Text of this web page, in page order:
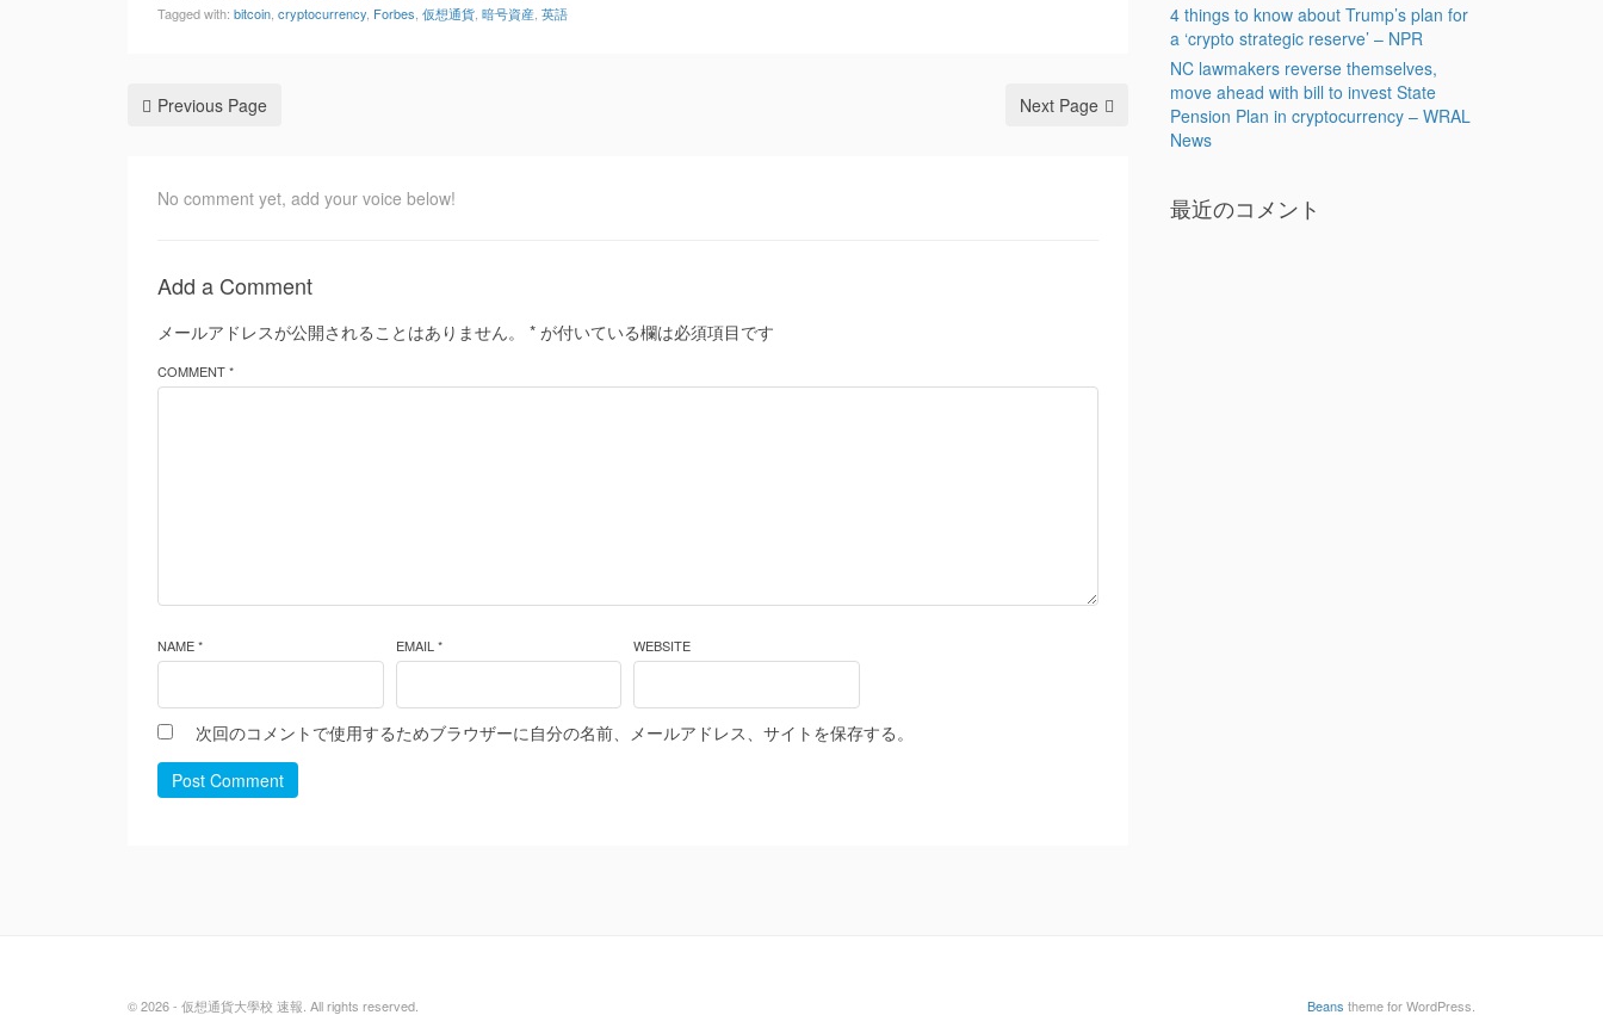
Tagged with: bitcoin cryptocurrency Forbes 仮想通貨 暗号資産 英語
Previous Page Next Page
No comment yet, add your voice below!
Add a Comment
メールアドレスが公開されることはありません。 * が付いている欄は必須項目です
COMMENT *
NAME * EMAIL * WEBSITE
次回のコメントで使用するためブラウザーに自分の名前、メールアドレス、サイトを保存する。
Post Comment
4 things to know about Trump’s plan for
a ‘crypto strategic reserve’ – NPR
NC lawmakers reverse themselves,
move ahead with bill to invest State
Pension Plan in cryptocurrency – WRAL
News
最近のコメント
© 2026 - 仮想通貨大學校 速報. All rights reserved. Beans theme for WordPress.